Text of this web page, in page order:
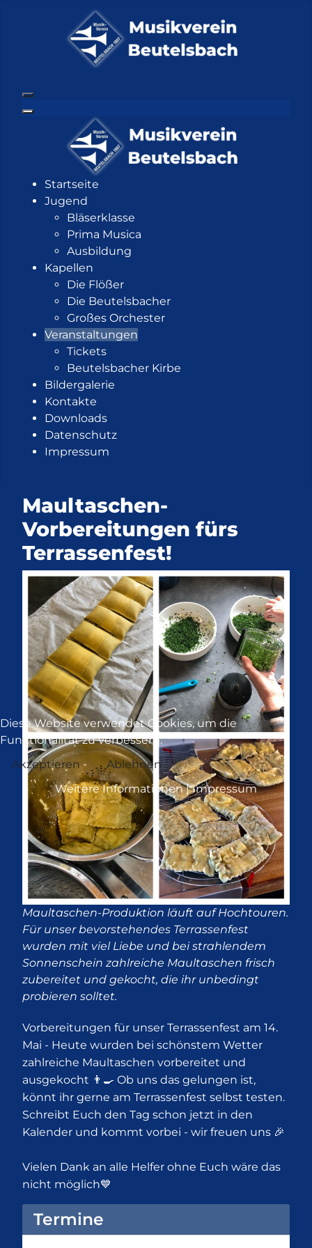
Startseite
Jugend
Bläserklasse
Prima Musica
Ausbildung
Kapellen
Die Flößer
Die Beutelsbacher
Großes Orchester
Veranstaltungen
Tickets
Beutelsbacher Kirbe
Bildergalerie
Kontakte
Downloads
Datenschutz
Impressum
Termine
Maultaschen-
Vorbereitungen fürs
Terrassenfest!
Maultaschen-Produktion läuft auf Hochtouren.
Für unser bevorstehendes Terrassenfest
wurden mit viel Liebe und bei strahlendem
Sonnenschein zahlreiche Maultaschen frisch
zubereitet und gekocht, die ihr unbedingt
probieren solltet.
Vorbereitungen für unser Terrassenfest am 14.
Mai - Heute wurden bei schönstem Wetter
zahlreiche Maultaschen vorbereitet und
ausgekocht 👨‍🍳 Ob uns das gelungen ist,
könnt ihr gerne am Terrassenfest selbst testen.
Schreibt Euch den Tag schon jetzt in den
Kalender und kommt vorbei - wir freuen uns 🎉
Vielen Dank an alle Helfer ohne Euch wäre das
nicht möglich💙
Diese Website verwendet Cookies, um die
Funktionalität zu verbessern.
Akzeptieren
Ablehnen
Weitere Informationen|Impressum